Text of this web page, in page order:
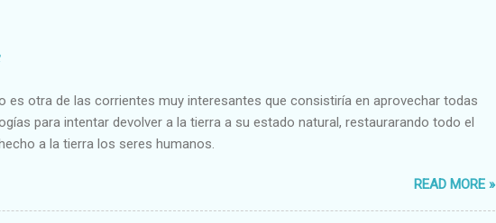
es otra de las corrientes muy interesantes que consistiría en aprovechar todas
para intentar devolver a la tierra a su estado natural, restaurarando todo el
a la tierra los seres humanos.
READ MORE »